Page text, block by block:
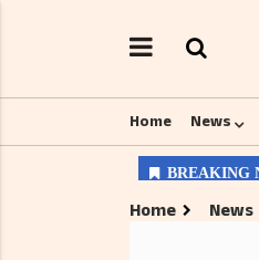
Home News
Home News